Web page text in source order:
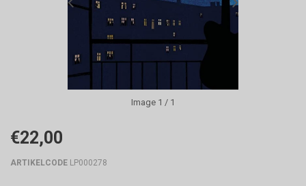
Image 1 / 1
€22,00
ARTIKELCODE LP000278